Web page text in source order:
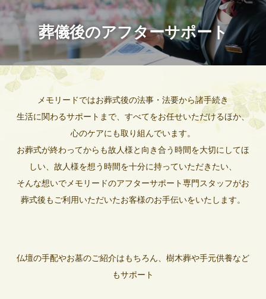
葬儀後のアフターサポート
メモリードではお葬式後の法事・法要から諸手続き
生活に関わるサポートまで、すべてをお任せいただけるほか、
心のケアにも取り組んでいます。
お葬式が終わってからも故人様と向き合う時間を大切にしてほ
しい、故人様を想う時間を十分に持っていただきたい、
そんな想いでメモリードのアフターサポート専門スタッフがお
葬式後もご利用いただいたお客様のお手伝いをいたします。
仏壇の手配やお墓のご紹介はもちろん、樹木葬や手元供養など
もサポート